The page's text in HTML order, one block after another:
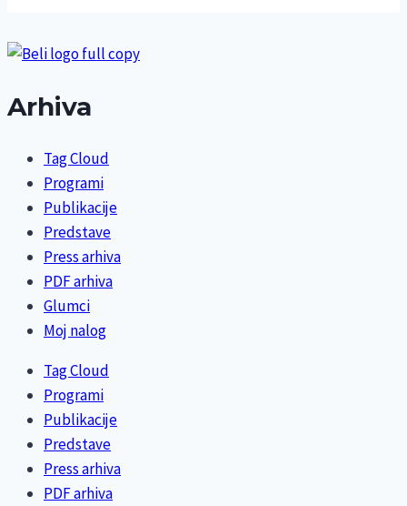
Arhiva
Tag Cloud
Programi
Publikacije
Predstave
Press arhiva
PDF arhiva
Glumci
Moj nalog
Tag Cloud
Programi
Publikacije
Predstave
Press arhiva
PDF arhiva